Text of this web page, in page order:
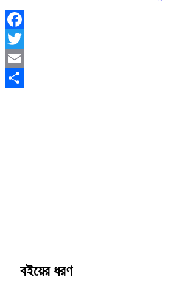
Facebook
Twitter
Email
বইয়ের ধরণ